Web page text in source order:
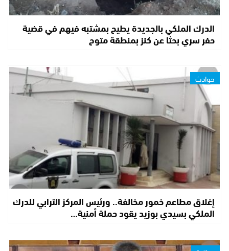
الدرك الملكي بالجديدة يطيح بمشتبه فيهم في قضية
حفر سري بحثا عن كنز بمنطقة متوح
حوادث
إغلاق مطاعم خمور مخالفة.. ورئيس المركز الترابي للدرك
الملكي بسيدي بوزيد يقود حملة أمنية…